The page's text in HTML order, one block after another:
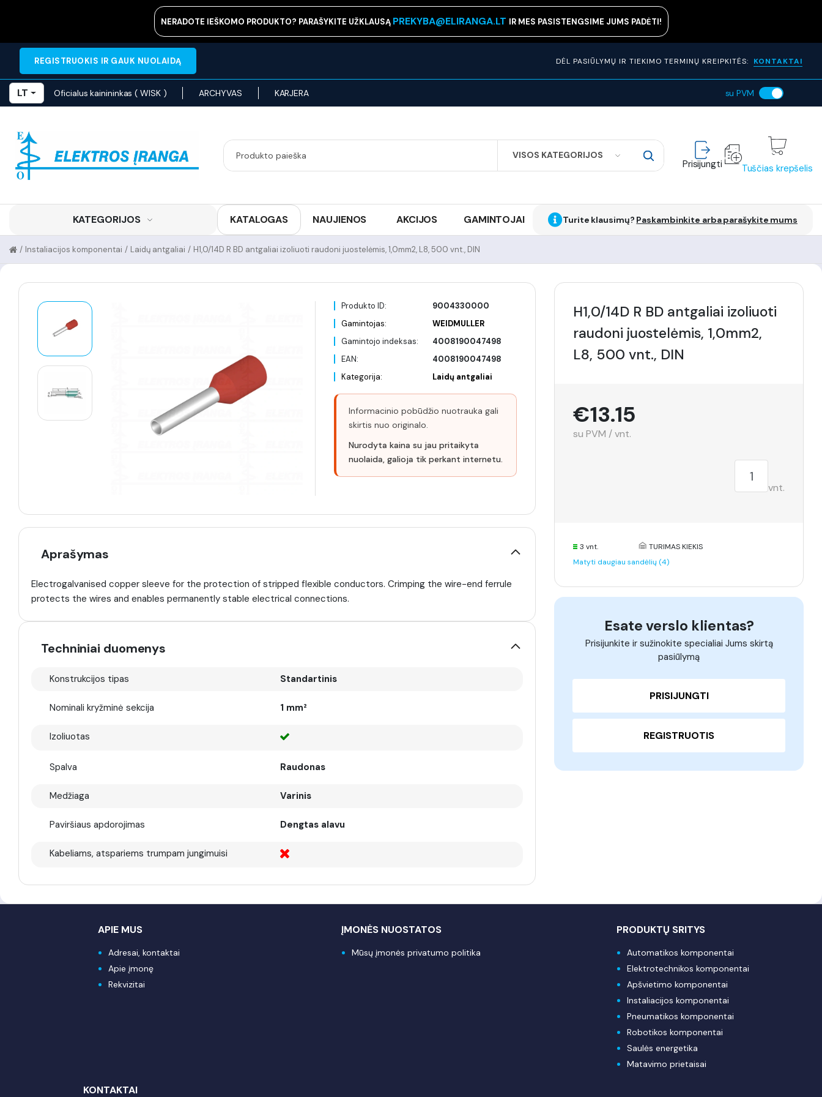
NERADOTE IEŠKOMO PRODUKTO? PARAŠYKITE UŽKLAUSĄ PREKYBA@ELIRANGA.LT IR MES PASISTENGSIME JUMS PADĖTI!
REGISTRUOKIS IR GAUK NUOLAIDĄ DĖL PASIŪLYMŲ IR TIEKIMO TERMINŲ KREIPKITĖS: KONTAKTAI
LT Oficialus kainininkas ( WISK ) ARCHYVAS KARJERA su PVM
VISOS KATEGORIJOS
SEARCH Prisijungti Tuščias krepšelis
KATEGORIJOS KATALOGAS NAUJIENOS AKCIJOS GAMINTOJAI Turite klausimų? Paskambinkite arba parašykite mums
H1,0/14D R BD antgaliai izoliuoti raudoni juostelėmis, 1,0mm2, L8, 500 vnt., DIN
/
Laidų antgaliai
/
Instaliacijos komponentai
/
Produkto ID:
9004330000
Gamintojas:
WEIDMULLER
Gamintojo indeksas:
4008190047498
EAN:
4008190047498
Kategorija:
Laidų antgaliai
Informacinio pobūdžio nuotrauka gali
skirtis nuo originalo.
Nurodyta kaina su jau pritaikyta
nuolaida, galioja tik perkant internetu.
Aprašymas
Electrogalvanised copper sleeve for the protection of stripped flexible conductors. Crimping the wire-end ferrule
protects the wires and enables permanently stable electrical connections.
Techniniai duomenys
Konstrukcijos tipas Standartinis
Nominali kryžminė sekcija 1 mm²
Izoliuotas
Spalva Raudonas
Medžiaga Varinis
Paviršiaus apdorojimas Dengtas alavu
Kabeliams, atspariems trumpam jungimuisi
H1,0/14D R BD antgaliai izoliuoti
raudoni juostelėmis, 1,0mm2,
L8, 500 vnt., DIN
€13.15
su PVM / vnt.
vnt.
3 vnt.
TURIMAS KIEKIS
Matyti daugiau sandėlių (4)
Esate verslo klientas?
Prisijunkite ir sužinokite specialiai Jums skirtą
pasiūlymą
PRISIJUNGTI
REGISTRUOTIS
APIE MUS
Adresai, kontaktai
Apie įmonę
Rekvizitai
ĮMONĖS NUOSTATOS
Mūsų įmonės privatumo politika
PRODUKTŲ SRITYS
Automatikos komponentai
Elektrotechnikos komponentai
Apšvietimo komponentai
Instaliacijos komponentai
Pneumatikos komponentai
Robotikos komponentai
Saulės energetika
Matavimo prietaisai
KONTAKTAI